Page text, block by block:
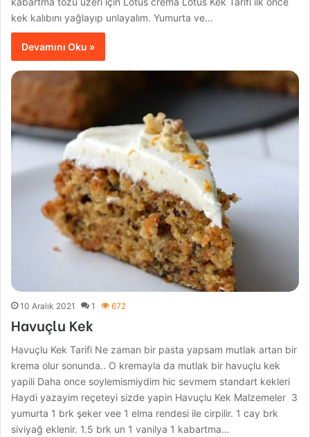
kek kalıbını yağlayıp unlayalım. Yumurta ve…
Devamını Oku »
10 Aralık 2021 1 672
Havuçlu Kek
Havuçlu Kek Tarifi Ne zaman bir pasta yapsam mutlak artan bir
krema olur sonunda.. O kremayla da mutlak bir havuçlu kek
yapili Daha once soylemismiydim hic sevmem standart kekleri
Haydi yazayim reçeteyi sizde yapin Havuçlu Kek Malzemeler 3
yumurta 1 brk şeker vee 1 elma rendesi ile cirpilir. 1 cay brk
siviyağ eklenir. 1.5 brk un 1 vanilya 1 kabartma…